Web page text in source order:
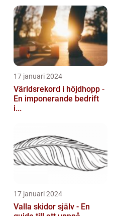
17 januari 2024
Världsrekord i höjdhopp -
En imponerande bedrift
i...
17 januari 2024
Valla skidor själv - En